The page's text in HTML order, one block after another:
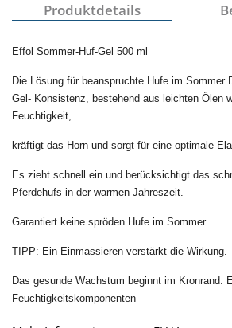
Produktdetails
Effol Sommer-Huf-Gel 500 ml
Die Lösung für beanspruchte Hufe im Sommer
Gel- Konsistenz, bestehend aus leichten Ölen
Feuchtigkeit,
kräftigt das Horn und sorgt für eine optimale
Es zieht schnell ein und berücksichtigt das
Pferdehufs in der warmen Jahreszeit.
Garantiert keine spröden Hufe im Sommer.
TIPP: Ein Einmassieren verstärkt die Wirkung.
Das gesunde Wachstum beginnt im Kronrand.
Feuchtigkeitskomponenten